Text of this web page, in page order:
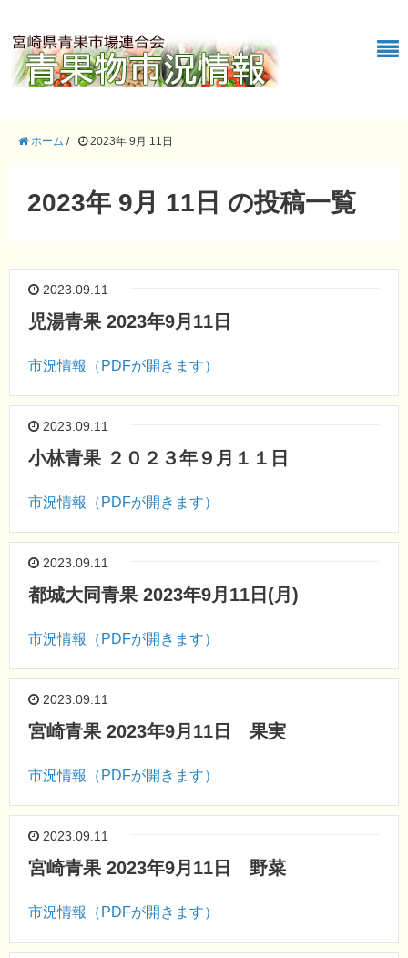
ホーム / 2023年 9月 11日
2023年 9月 11日 の投稿一覧
2023.09.11
児湯青果 2023年9月11日
市況情報（PDFが開きます）
2023.09.11
小林青果 ２０２３年９月１１日
市況情報（PDFが開きます）
2023.09.11
都城大同青果 2023年9月11日(月)
市況情報（PDFが開きます）
2023.09.11
宮崎青果 2023年9月11日 果実
市況情報（PDFが開きます）
2023.09.11
宮崎青果 2023年9月11日 野菜
市況情報（PDFが開きます）